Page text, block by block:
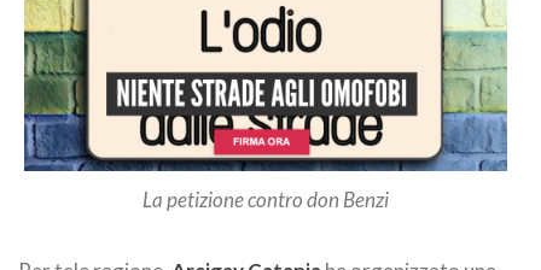
La petizione contro don Benzi